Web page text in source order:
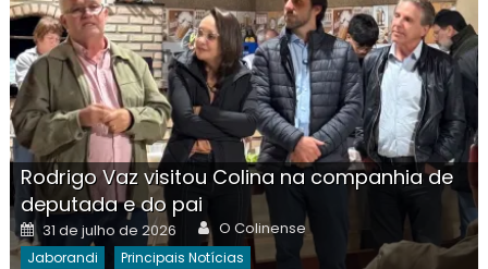
Rodrigo Vaz visitou Colina na companhia de
deputada e do pai
Posted
on
31 de julho de 2026 Author
O Colinense
Jaborandi Principais Notícias